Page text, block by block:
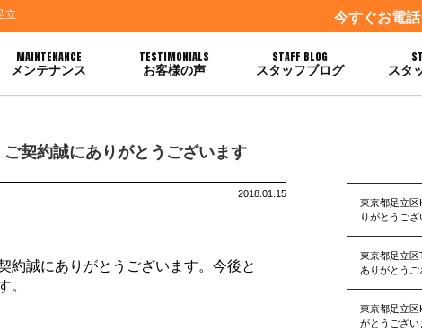
立 今すぐお電話
MAINTENANCE
メンテナンス
TESTIMONIALS
お客様の声
STAFF BLOG
スタッフブログ スタ
契約誠にありがとうございます
2018.01.15
約誠にありがとうございます。今後と
。
東京都足立
りがとうござ
東京都足立
ありがとうご
東京都足立
がとうござい